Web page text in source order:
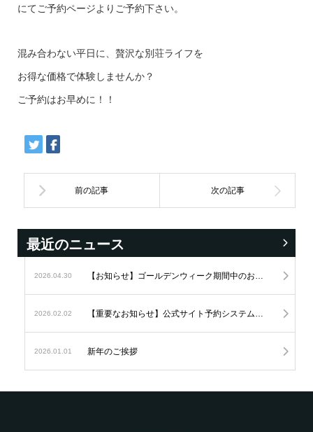
にてご予約ページよりご予約下さい。
混み合わない平日に、贅沢な別荘ライフを
お得な価格で体験しませんか？
ご予約はお早めに！！
最近のニュース
2026.04.30
2026.02.02
2026.01.01 新年のご挨拶